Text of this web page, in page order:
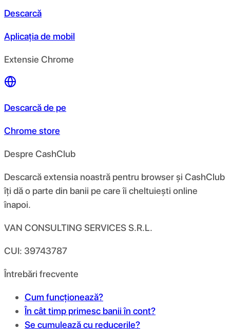
Descarcă
Aplicația de mobil
Extensie Chrome
Descarcă de pe
Chrome store
Despre CashClub
Descarcă extensia noastră pentru browser și CashClub
îți dă o parte din banii pe care îi cheltuiești online
înapoi.
VAN CONSULTING SERVICES S.R.L.
CUI: 39743787
Întrebări frecvente
Cum funcționează?
În cât timp primesc banii în cont?
Se cumulează cu reducerile?